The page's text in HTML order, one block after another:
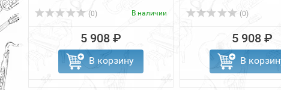
(0) В наличии
5 908 ₽
В корзину
(0)
5 908 ₽
В